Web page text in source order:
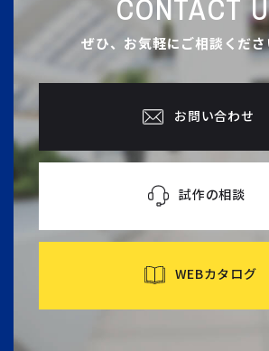
CONTACT
ぜひ、お気軽にご相談くだ
お問い合わせ
試作の相談
WEBカタログ